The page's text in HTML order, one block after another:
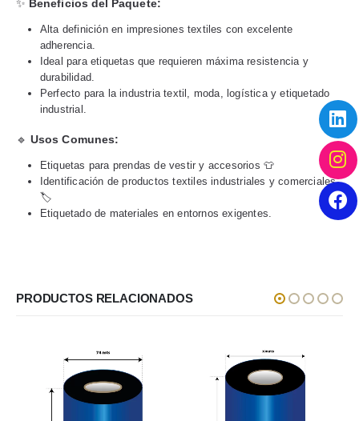
✨ Beneficios del Paquete:
Alta definición en impresiones textiles con excelente
adherencia.
Ideal para etiquetas que requieren máxima resistencia y
durabilidad.
Perfecto para la industria textil, moda, logística y etiquetado
industrial.
🔹Usos Comunes:
Etiquetas para prendas de vestir y accesorios 👕
Identificación de productos textiles industriales y comerciales
🏷️
Etiquetado de materiales en entornos exigentes.
PRODUCTOS RELACIONADOS